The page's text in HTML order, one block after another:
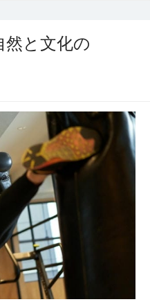
と文化の